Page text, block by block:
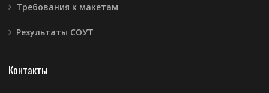
Требования к макетам
Результаты СОУТ
Контакты